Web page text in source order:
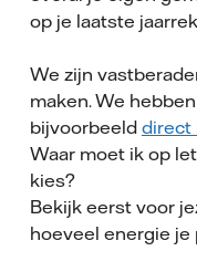
op je laatste
We zijn
maken. We
bijvoorbeeld direct
Waar moet ik op
kies?
Bekijk eerst voor
hoeveel energie je